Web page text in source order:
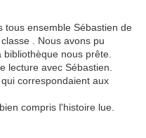
tous ensemble Sébastien de
. Nous avons pu
nous prête.
lecture avec Sébastien.
correspondaient aux
compris l'histoire lue.